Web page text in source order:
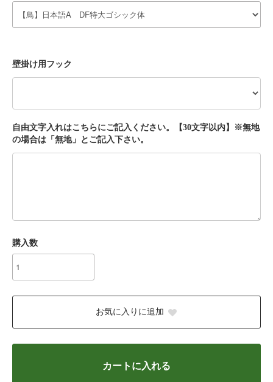
壁掛け用フック
自由文字入れはこちらにご記入ください。【30文字以内】※無地
の場合は「無地」とご記入下さい。
購入数
お気に入りに追加
カートに入れる